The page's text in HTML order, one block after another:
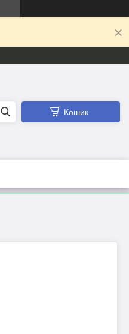
Кошик